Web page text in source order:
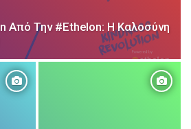
Από Την #ethelon: Η Καλοσύνη